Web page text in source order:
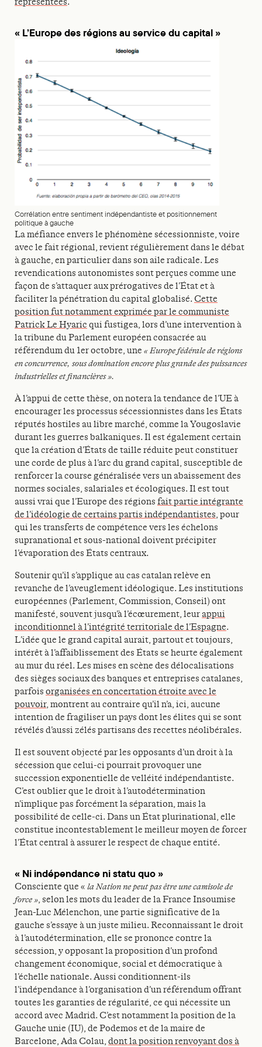
« L’Europe des régions au service du capital »
Corrélation entre sentiment indépendantiste et positionnement
politique à gauche
La méfiance envers le phénomène sécessionniste, voire
avec le fait régional, revient régulièrement dans le débat
à gauche, en particulier dans son aile radicale. Les
revendications autonomistes sont perçues comme une
façon de s’attaquer aux prérogatives de l’État et à
faciliter la pénétration du capital globalisé. Cette
position fut notamment exprimée par le communiste
Patrick Le Hyaric qui fustigea, lors d’une intervention à
la tribune du Parlement européen consacrée au
référendum du 1er octobre, une «Europe fédérale de régions
en concurrence, sous domination encore plus grande des puissances
industrielles et financières ».
À l’appui de cette thèse, on notera la tendance de l’UE à
encourager les processus sécessionnistes dans les États
réputés hostiles au libre marché, comme la Yougoslavie
durant les guerres balkaniques. Il est également certain
que la création d’États de taille réduite peut constituer
une corde de plus à l’arc du grand capital, susceptible de
renforcer la course généralisée vers un abaissement des
normes sociales, salariales et écologiques. Il est tout
aussi vrai que l’Europe des régions fait partie intégrante
de l’idéologie de certains partis indépendantistes, pour
qui les transferts de compétence vers les échelons
supranational et sous-national doivent précipiter
l’évaporation des États centraux.
Soutenir qu’il s’applique au cas catalan relève en
revanche de l’aveuglement idéologique. Les institutions
européennes (Parlement, Commission, Conseil) ont
manifesté, souvent jusqu’à l’écœurement, leurappui
inconditionnel à l’intégrité territoriale de l’Espagne.
L’idée que le grand capital aurait, partout et toujours,
intérêt à l’affaiblissement des États se heurte également
au mur du réel. Les mises en scène des délocalisations
des sièges sociaux des banques et entreprises catalanes,
parfois organisées en concertation étroite avec le
pouvoir, montrent au contraire qu’il n’a, ici, aucune
intention de fragiliser un pays dont les élites qui se sont
révélés d’aussi zélés partisans des recettes néolibérales.
Il est souvent objecté par les opposants d’un droit à la
sécession que celui-ci pourrait provoquer une
succession exponentielle de velléité indépendantiste.
C’est oublier que le droit à l’autodétermination
n’implique pas forcément la séparation, mais la
possibilité de celle-ci. Dans un État plurinational, elle
constitue incontestablement le meilleur moyen de forcer
l’État central à assurer le respect de chaque entité.
« Ni indépendance ni statu quo »
Consciente que « la Nation ne peut pas être une camisole de
force », selon les mots du leader de la France Insoumise
Jean-Luc Mélenchon, une partie significative de la
gauche s’essaye à un juste milieu. Reconnaissant le droit
à l’autodétermination, elle se prononce contre la
sécession, y opposant la proposition d’un profond
changement économique, social et démocratique à
l’échelle nationale. Aussi conditionnent-ils
l’indépendance à l’organisation d’un référendum offrant
toutes les garanties de régularité, ce qui nécessite un
accord avec Madrid. C’est notamment la position de la
Gauche unie (IU), de Podemos et de la maire de
Barcelone, Ada Colau, dont la position renvoyant dos à